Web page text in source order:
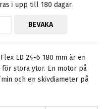
i upp till 180 dagar.
BEVAKA
LD 24-6 180 mm är en
stora ytor. En motor på
och en skivdiameter på